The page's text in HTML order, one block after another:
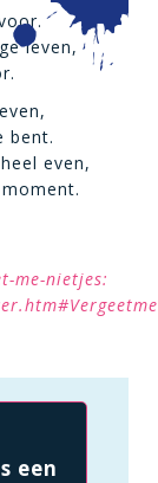
leven,
bent.
even,
me-nietjes:
een